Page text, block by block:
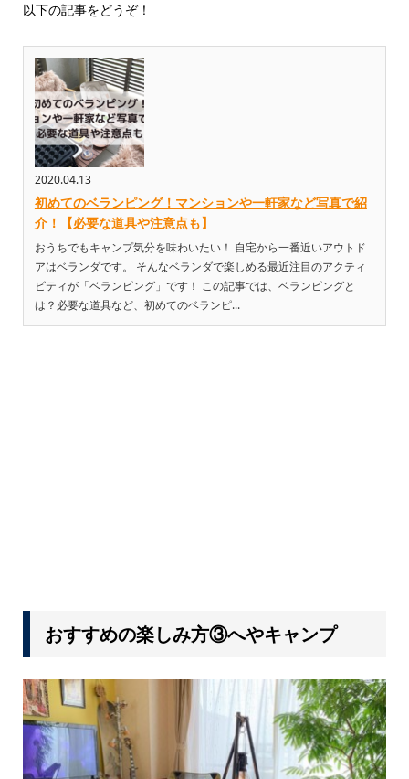
以下の記事をどうぞ！
2020.04.13
初めてのベランピング！マンションや一軒家など写真で紹
介！【必要な道具や注意点も】
おうちでもキャンプ気分を味わいたい！ 自宅から一番近いアウトド
アはベランダです。 そんなベランダで楽しめる最近注目のアクティ
ビティが「ベランピング」です！ この記事では、ベランピングと
は？必要な道具など、初めてのベランピ...
おすすめの楽しみ方③へやキャンプ